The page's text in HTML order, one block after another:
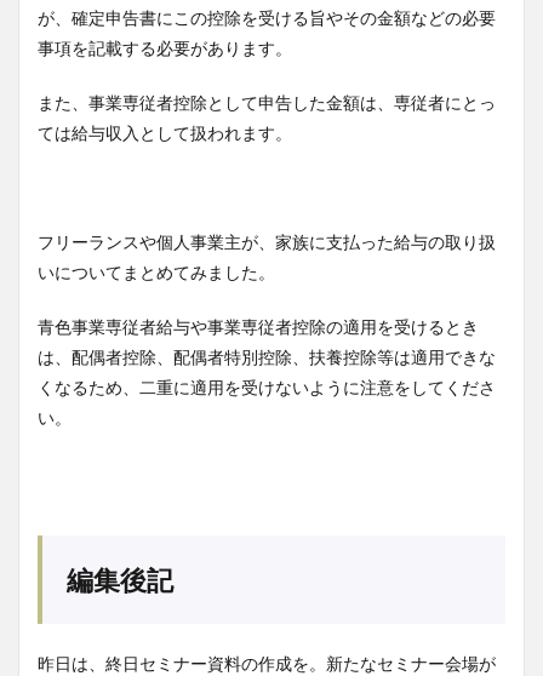
が、確定申告書にこの控除を受ける旨やその金額などの必要
事項を記載する必要があります。
また、事業専従者控除として申告した金額は、専従者にとっ
ては給与収入として扱われます。
フリーランスや個人事業主が、家族に支払った給与の取り扱
いについてまとめてみました。
青色事業専従者給与や事業専従者控除の適用を受けるとき
は、配偶者控除、配偶者特別控除、扶養控除等は適用できな
くなるため、二重に適用を受けないように注意をしてくださ
い。
編集後記
昨日は、終日セミナー資料の作成を。新たなセミナー会場が